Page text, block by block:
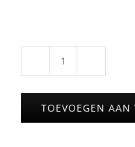
Xpress
Chill
S
TOEVOEGEN AAN